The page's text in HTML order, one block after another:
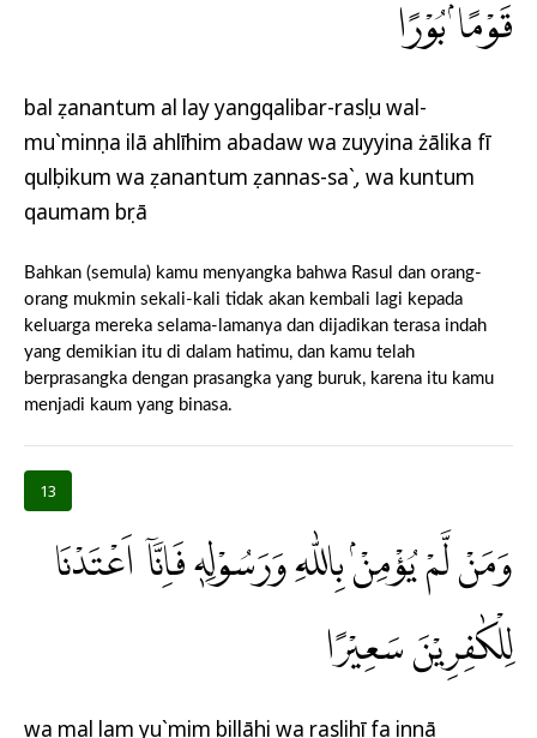
قَوْمًاۢ بُوْرًا
bal ẓanantum al lay yangqalibar-rasụlu wal-
mu`minụna ilā ahlīhim abadaw wa zuyyina żālika fī
qulụbikum wa ẓanantum ẓannas-saụ`, wa kuntum
qaumam bụrā
Bahkan (semula) kamu menyangka bahwa Rasul dan orang-
orang mukmin sekali-kali tidak akan kembali lagi kepada
keluarga mereka selama-lamanya dan dijadikan terasa indah
yang demikian itu di dalam hatimu, dan kamu telah
berprasangka dengan prasangka yang buruk, karena itu kamu
menjadi kaum yang binasa.
13
وَمَنْ لَّمْ يُؤْمِنْۢ بِاللّٰهِ وَرَسُوْلِهٖ فَاِنَّآ اَعْتَدْنَا
لِلْكٰفِرِيْنَ سَعِيْرًا
wa mal lam yu`mim billāhi wa rasụlihī fa innā